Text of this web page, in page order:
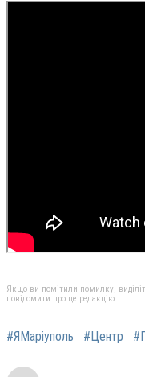
Якщо ви помітили помилку,
повідомити про це редакцію
#ЯМаріуполь #Центр